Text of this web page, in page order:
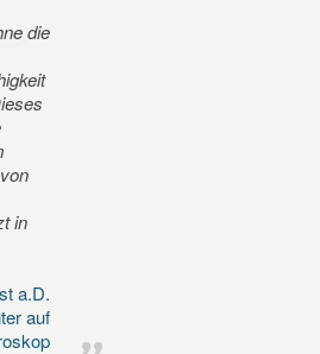
die
in
a.D.
auf